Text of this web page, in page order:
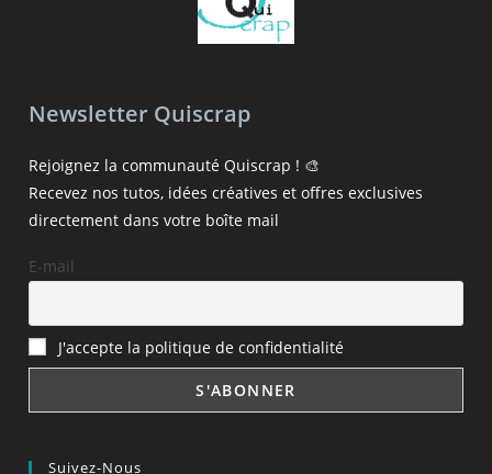
Newsletter Quiscrap
Rejoignez la communauté Quiscrap ! 🎨
Recevez nos tutos, idées créatives et offres exclusives
directement dans votre boîte mail
E-mail
J'accepte la politique de confidentialité
Suivez-Nous